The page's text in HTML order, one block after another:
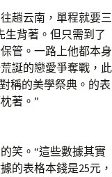
趟云南，單程就要三
生背著。但只需到了
管。一路上他都本身
誕的戀愛爭奪戰，此
稱的美學祭典。的表
著。”
笑。“這些數據其實
的表格本錢是25元，